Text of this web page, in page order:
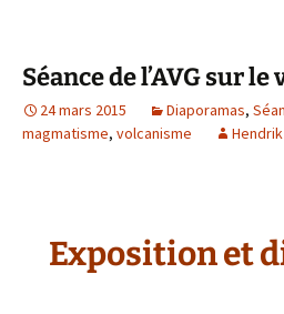
Séance de l’AVG sur
24 mars 2015 Diaporamas,
magmatisme, volcanisme
Exposition et